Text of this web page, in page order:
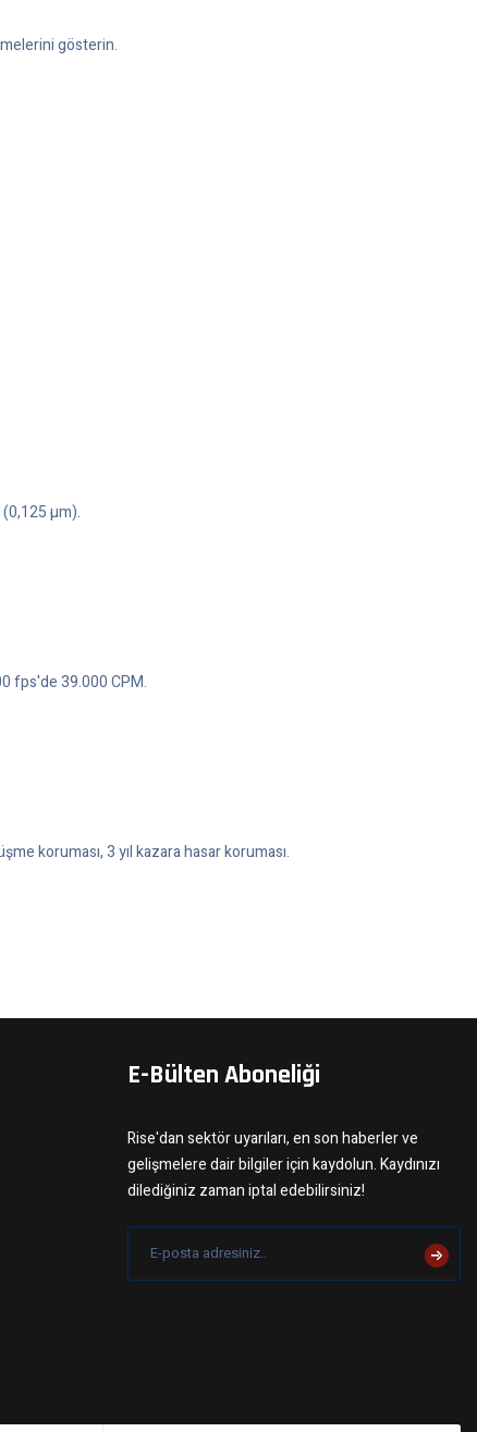
gösterin.
µm).
fps'de 39.000 CPM.
koruması, 3 yıl kazara hasar koruması.
E-Bülten Aboneliği
Rise'dan sektör uyarıları, en son haberler ve
gelişmelere dair bilgiler için kaydolun. Kaydınızı
dilediğiniz zaman iptal edebilirsiniz!